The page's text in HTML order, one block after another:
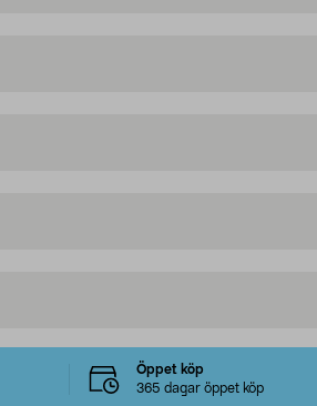
Öppet köp
365 dagar öppet köp